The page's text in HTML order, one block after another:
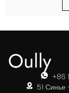
+86
51 Синье